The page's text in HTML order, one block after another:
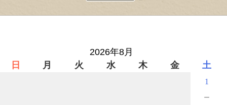
2026年8月
日
月 火 水 木 金 土
1
－